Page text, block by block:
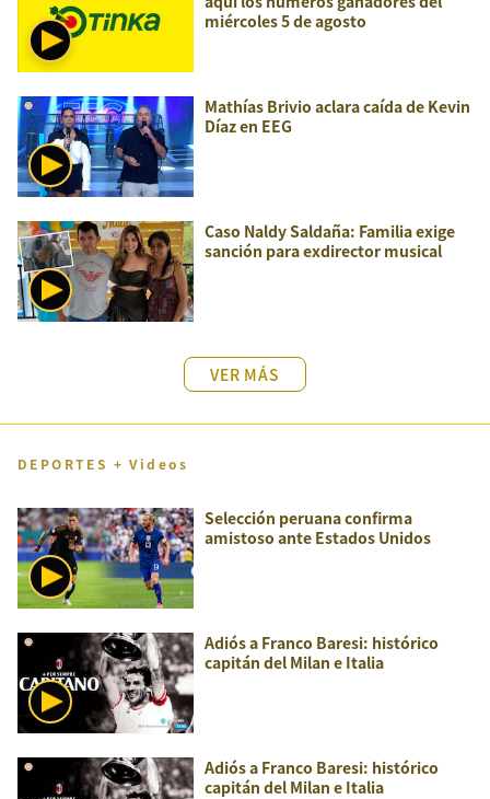
miércoles 5 de agosto
Mathías Brivio aclara caída de Kevin
Díaz en EEG
Caso Naldy Saldaña: Familia exige
sanción para exdirector musical
VER MÁS
DEPORTES + Videos
Selección peruana confirma
amistoso ante Estados Unidos
Adiós a Franco Baresi: histórico
capitán del Milan e Italia
Adiós a Franco Baresi: histórico
capitán del Milan e Italia